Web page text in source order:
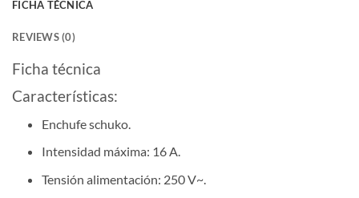
FICHA TÉCNICA
REVIEWS (0)
Ficha técnica
Características:
Enchufe schuko.
Intensidad máxima: 16 A.
Tensión alimentación: 250 V~.